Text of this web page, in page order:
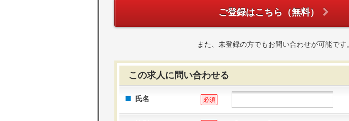
ご登録はこちら（無料）
また、未登録の方でもお問い合わせが可能です
この求人に問い合わせる
氏名 必須